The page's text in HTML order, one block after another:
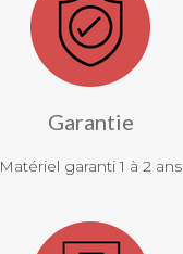
Garantie
Matériel garanti 1 à 2 ans